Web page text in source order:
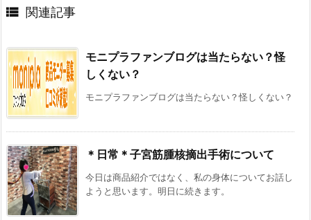
 関連記事
モニプラファンブログは当たらない？怪
しくない？
モニプラファンブログは当たらない？怪しくない？
＊日常＊子宮筋腫核摘出手術について
今日は商品紹介ではなく、私の身体についてお話し
ようと思います。明日に続きます。